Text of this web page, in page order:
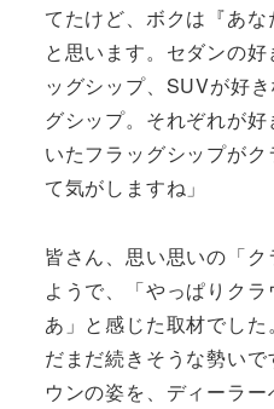
てたけど、ボクは『あ
と思います。セダンの
ッグシップ、SUVが好
グシップ。それぞれが
いたフラッグシップが
て気がしますね」
皆さん、思い思いの「
ようで、「やっぱりク
あ」と感じた取材でし
だまだ続きそうな勢い
ウンの姿を、ディーラ